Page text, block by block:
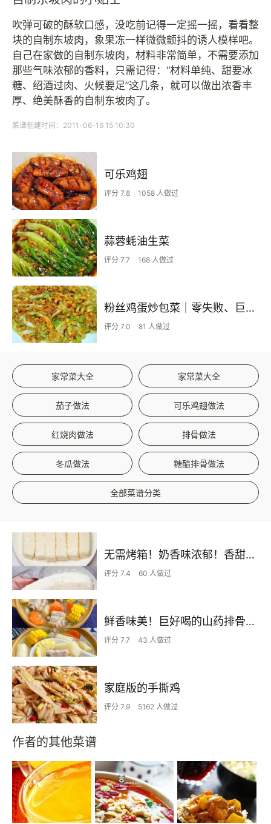
吹弹可破的酥软口感，没吃前记得一定摇一摇，看看整
块的自制东坡肉，象果冻一样微微颤抖的诱人模样吧。
自己在家做的自制东坡肉，材料非常简单，不需要添加
那些气味浓郁的香料，只需记得：“材料单纯、甜要冰
糖、绍酒过肉、火候要足”这几条，就可以做出浓香丰
厚、绝美酥香的自制东坡肉了。
菜谱创建时间：2011-06-16 15:10:30
可乐鸡翅
评分 7.8 1058 人做过
蒜蓉蚝油生菜
评分 7.7 168 人做过
粉丝鸡蛋炒包菜｜零失败、巨下饭
评分 7.0 81 人做过
家常菜大全 家常菜大全
茄子做法 可乐鸡翅做法
红烧肉做法 排骨做法
冬瓜做法 糖醋排骨做法
全部菜谱分类
无需烤箱！奶香味浓郁！香甜嫩滑的椰蓉奶糕
评分 7.4 60 人做过
鲜香味美！巨好喝的山药排骨汤！！
评分 7.7 43 人做过
家庭版的手撕鸡
评分 7.9 5162 人做过
作者的其他菜谱